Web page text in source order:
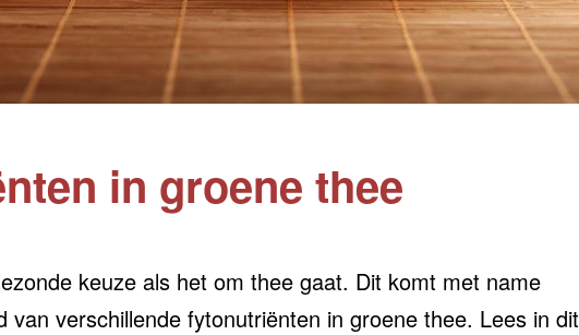
in groene thee
keuze als het om thee gaat. Dit komt met name
van verschillende fytonutriënten in groene thee. Lees in dit